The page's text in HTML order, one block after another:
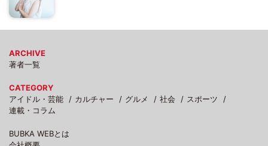
ARCHIVE
著者一覧
CATEGORY
アイドル・芸能
カルチャー グルメ 社会
スポーツ
連載・コラム
BUBKA WEBとは